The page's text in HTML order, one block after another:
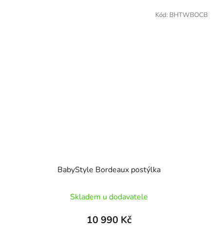
BabyStyle Bordeaux postýlka
Skladem u dodavatele
10 990 Kč
Kód: BHTWBOCB